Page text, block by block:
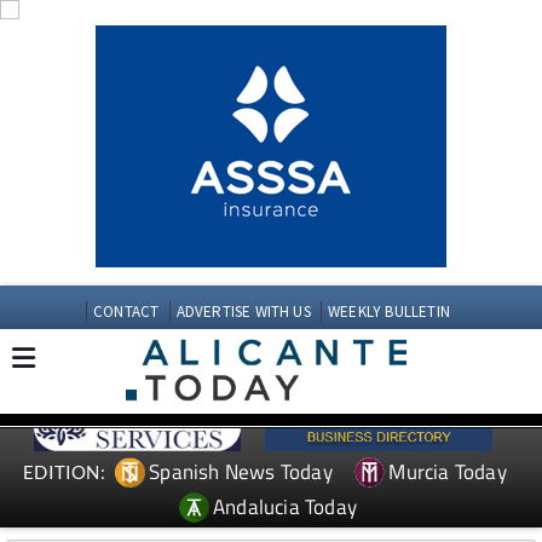
CONTACT ADVERTISE WITH US WEEKLY BULLETIN
EDITION: Spanish News Today
Murcia Today
Andalucia Today